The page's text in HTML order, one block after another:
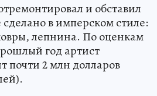
и обставил
в имперском стиле:
лепнина. По оценкам
год артист
почти 2 млн долларов